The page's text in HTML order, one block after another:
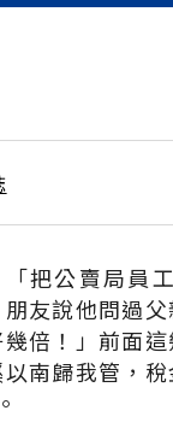
把公賣局員
友說他問過
倍！」前面
南歸我管，